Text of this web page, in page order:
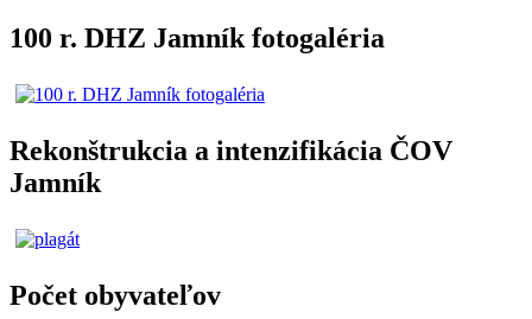
100 r. DHZ Jamník fotogaléria
Rekonštrukcia a intenzifikácia ČOV
Jamník
Počet obyvateľov